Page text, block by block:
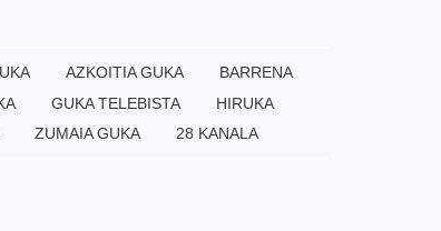
AZKOITIA GUKA
BARRENA
GUKA TELEBISTA
HIRUKA
ZUMAIA GUKA 28 KANALA